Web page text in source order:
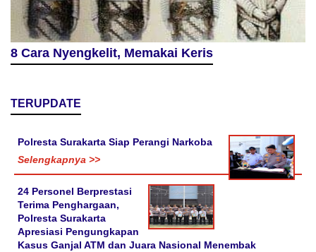
8 Cara Nyengkelit, Memakai Keris
TERUPDATE
Polresta Surakarta Siap Perangi Narkoba
Selengkapnya >>
24 Personel Berprestasi
Terima Penghargaan,
Polresta Surakarta
Apresiasi Pengungkapan
Kasus Ganjal ATM dan Juara Nasional Menembak